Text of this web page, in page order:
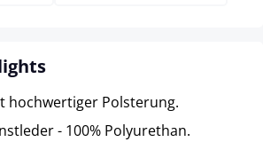
hochwertiger Polsterung.
- 100% Polyurethan.